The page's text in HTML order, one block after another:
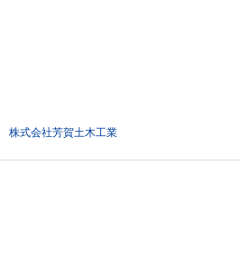
株式会社芳賀土木工業